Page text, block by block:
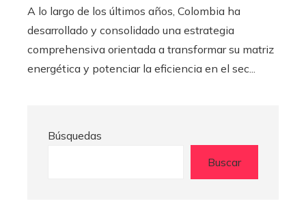
A lo largo de los últimos años, Colombia ha
desarrollado y consolidado una estrategia
comprehensiva orientada a transformar su matriz
energética y potenciar la eficiencia en el sec...
Búsquedas
Buscar